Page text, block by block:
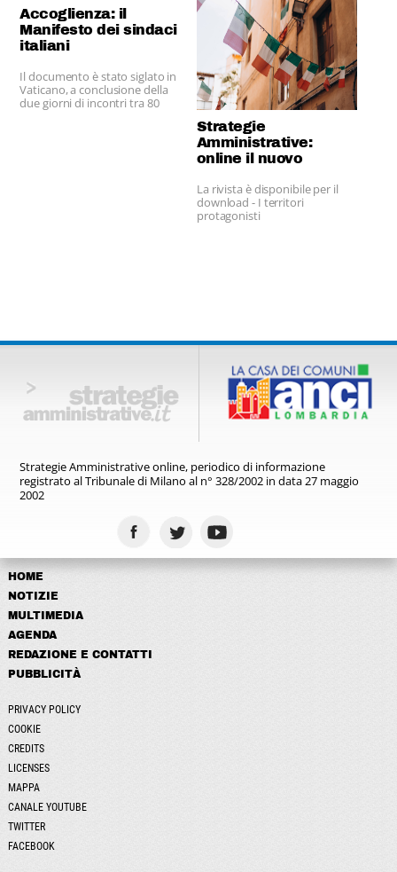
Accoglienza: il
Manifesto dei sindaci
italiani
Il documento è stato siglato in
Vaticano, a conclusione della
due giorni di incontri tra 80
Strategie
Amministrative:
online il nuovo
La rivista è disponibile per il
download - I territori
protagonisti
Strategie Amministrative online, periodico di informazione
registratoal Tribunale di Milano al n° 328/2002 in data 27 maggio
2002
HOME
NOTIZIE
MULTIMEDIA
AGENDA
REDAZIONE E CONTATTI
PUBBLICITÀ
PRIVACY POLICY
COOKIE
CREDITS
LICENSES
MAPPA
CANALE YOUTUBE
TWITTER
FACEBOOK